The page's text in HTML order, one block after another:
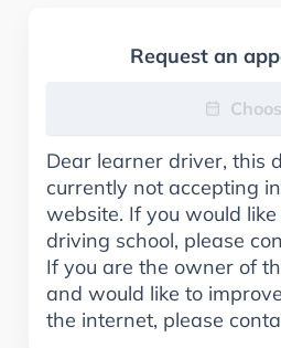
Request an
Dear learner driver, this
currently not accepting
website. If you would
driving school, please
If you are the owner of
and would like to
the internet, please